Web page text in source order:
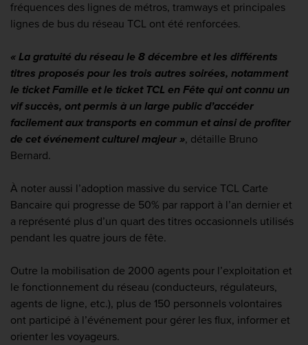
fréquences des lignes de métros, tramways et principales
lignes de bus du réseau TCL ont été renforcées.
« La gratuité du réseau le 8 décembre et les différents
titres proposés pour les trois autres soirées, notamment
le ticket Famille et le ticket TCL en Fête qui ont connu un
vif succès, ont permis à un large public d’accéder
facilement aux transports en commun et ainsi de profiter
de cet événement culturel majeur », détaille Bruno
Bernard.
À noter aussi l’adoption massive du service TCL Carte
Bancaire qui progresse de 50% par rapport à l’an dernier et
a représenté plus d’un quart des titres occasionnels utilisés
pendant les quatre jours de fête.
Outre la mobilisation de 2000 agents pour l’exploitation et
le fonctionnement du réseau (conducteurs, régulateurs,
agents de ligne, etc.), plus de 150 personnels volontaires
ont participé à l’événement pour gérer les flux, informer et
orienter les voyageurs.